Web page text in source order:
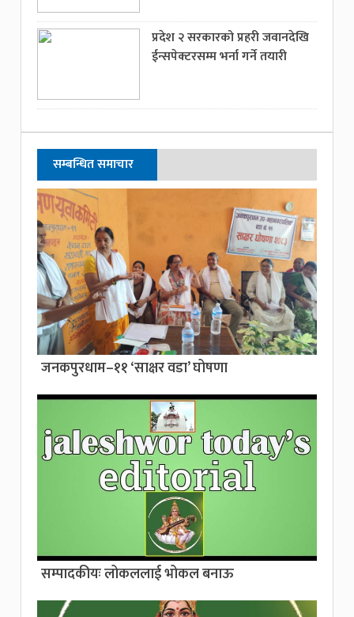
प्रदेश २ सरकारको प्रहरी जवानदेखि
ईन्सपेक्टरसम्म भर्ना गर्ने तयारी
सम्बन्धित समाचार
जनकपुरधाम–११ ‘साक्षर वडा’ घोषणा
सम्पादकीयः लोकललाई भोकल बनाऊ